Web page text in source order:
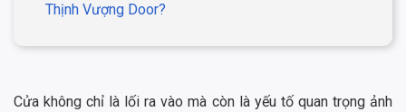
Thịnh Vượng Door?
Cửa không chỉ là lối ra vào mà còn là yếu tố quan trọng ảnh